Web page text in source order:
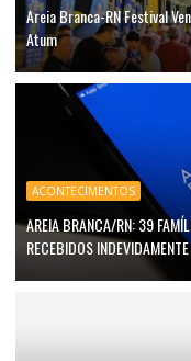
Areia Branca-RN Festival
Atum
ACONTECIMENTOS
AREIA BRANCA/RN: 39
RECEBIDOS